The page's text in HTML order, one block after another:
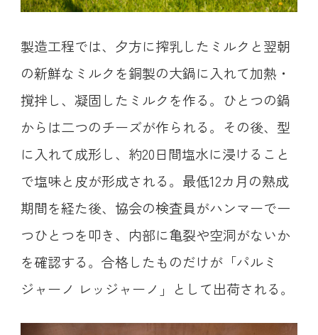
製造工程では、夕方に搾乳したミルクと翌朝
の新鮮なミルクを銅製の大鍋に入れて加熱・
撹拌し、凝固したミルクを作る。ひとつの鍋
からは二つのチーズが作られる。その後、型
に入れて成形し、約20日間塩水に浸けること
で塩味と皮が形成される。最低12カ月の熟成
期間を経た後、協会の検査員がハンマーで一
つひとつを叩き、内部に亀裂や空洞がないか
を確認する。合格したものだけが「パルミ
ジャーノ レッジャーノ」として出荷される。